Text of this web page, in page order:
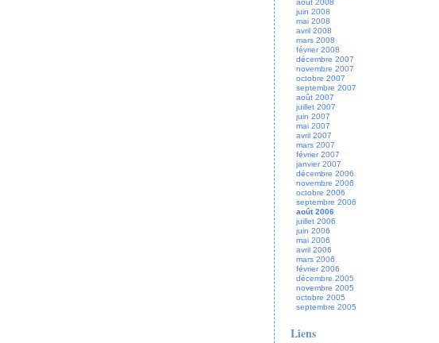
août 2008
juin 2008
mai 2008
avril 2008
mars 2008
février 2008
décembre 2007
novembre 2007
octobre 2007
septembre 2007
août 2007
juillet 2007
juin 2007
mai 2007
avril 2007
mars 2007
février 2007
janvier 2007
décembre 2006
novembre 2006
octobre 2006
septembre 2006
août 2006
juillet 2006
juin 2006
mai 2006
avril 2006
mars 2006
février 2006
décembre 2005
novembre 2005
octobre 2005
septembre 2005
Liens